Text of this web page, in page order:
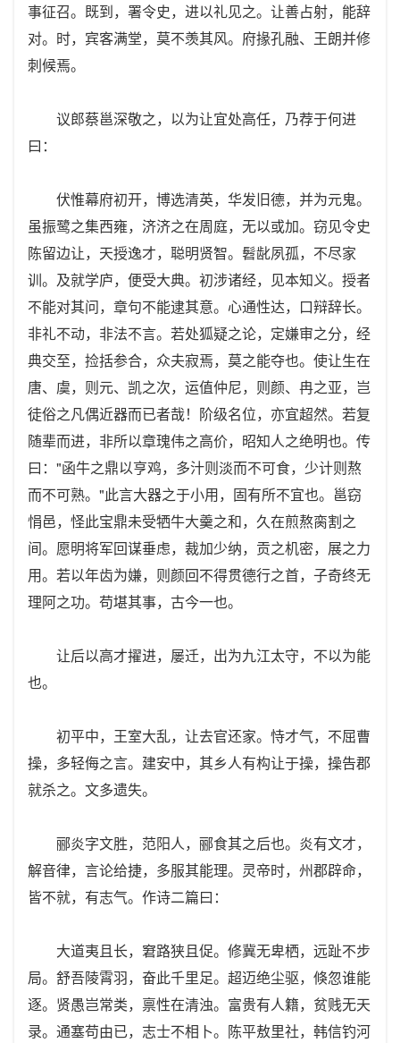
事征召。既到，署令史，进以礼见之。让善占射，能辞
对。时，宾客满堂，莫不羡其风。府掾孔融、王朗并修
刺候焉。
议郎蔡邕深敬之，以为让宜处高任，乃荐于何进
曰：
伏惟幕府初开，博选清英，华发旧德，并为元鬼。
虽振鹭之集西雍，济济之在周庭，无以或加。窃见令史
陈留边让，天授逸才，聪明贤智。髫龀夙孤，不尽家
训。及就学庐，便受大典。初涉诸经，见本知义。授者
不能对其问，章句不能逮其意。心通性达，口辩辞长。
非礼不动，非法不言。若处狐疑之论，定嫌审之分，经
典交至，捡括参合，众夫寂焉，莫之能夺也。使让生在
唐、虞，则元、凯之次，运值仲尼，则颜、冉之亚，岂
徒俗之凡偶近器而已者哉！阶级名位，亦宜超然。若复
随辈而进，非所以章瑰伟之高价，昭知人之绝明也。传
曰："函牛之鼎以亨鸡，多汁则淡而不可食，少计则熬
而不可熟。"此言大器之于小用，固有所不宜也。邕窃
悁邑，怪此宝鼎未受牺牛大羹之和，久在煎熬脔割之
间。愿明将军回谋垂虑，裁加少纳，贡之机密，展之力
用。若以年齿为嫌，则颜回不得贯德行之首，子奇终无
理阿之功。苟堪其事，古今一也。
让后以高才擢进，屡迁，出为九江太守，不以为能
也。
初平中，王室大乱，让去官还家。恃才气，不屈曹
操，多轻侮之言。建安中，其乡人有构让于操，操告郡
就杀之。文多遗失。
郦炎字文胜，范阳人，郦食其之后也。炎有文才，
解音律，言论给捷，多服其能理。灵帝时，州郡辟命，
皆不就，有志气。作诗二篇曰：
大道夷且长，窘路狭且促。修冀无卑栖，远趾不步
局。舒吾陵霄羽，奋此千里足。超迈绝尘驱，倏忽谁能
逐。贤愚岂常类，禀性在清浊。富贵有人籍，贫贱无天
录。通塞苟由已，志士不相卜。陈平敖里社，韩信钓河